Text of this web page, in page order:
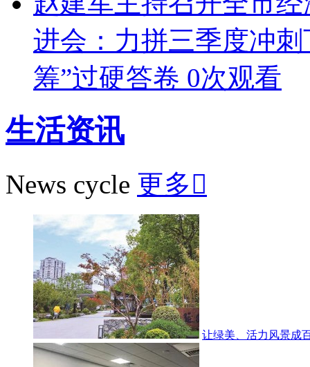
进会：力拼三季度冲
筹”过硬答卷 0次观看
生活资讯
News cycle 更多
让绿美、活力风景成